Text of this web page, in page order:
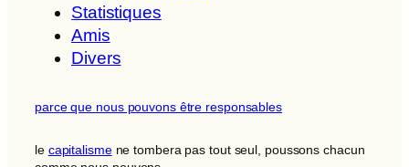
Statistiques
Amis
Divers
parce que nous pouvons être responsables
le capitalismene tombera pas tout seul, poussons chacun